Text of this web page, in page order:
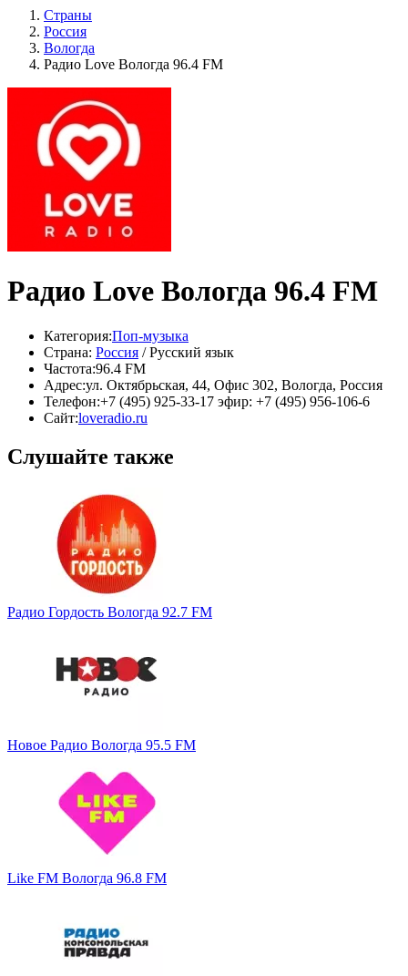
Страны
Россия
Вологда
Радио Love Вологда 96.4 FM
Радио Love Вологда 96.4 FM
Категория:Поп-музыка
Страна: Россия / Русский язык
Частота:96.4 FM
Адрес:ул. Октябрьская, 44, Офис 302, Вологда, Россия
Телефон:+7 (495) 925-33-17 эфир: +7 (495) 956-106-6
Сайт:loveradio.ru
Слушайте также
Радио Гордость Вологда 92.7 FM
Новое Радио Вологда 95.5 FM
Like FM Вологда 96.8 FM